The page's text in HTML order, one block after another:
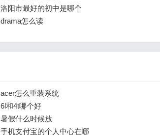
洛阳市最好的初中是哪个
drama怎么读
acer怎么重装系统
6l和4t哪个好
暑假什么时候放
手机支付宝的个人中心在哪